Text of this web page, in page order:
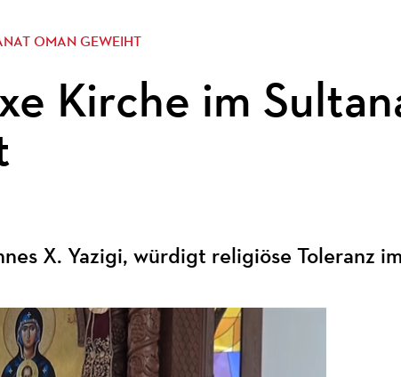
OMAN GEWEIHT
Kirche im
X. Yazigi, würdigt religiöse Toleranz